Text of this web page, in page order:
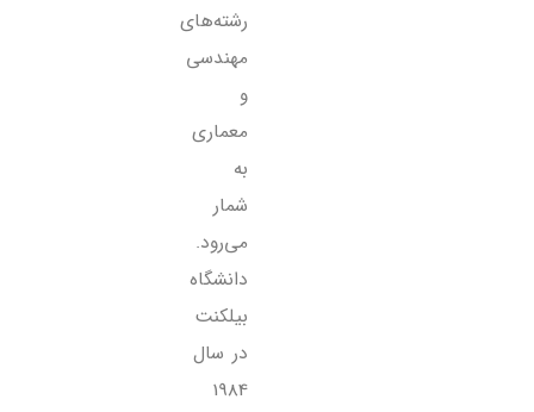
رشته‌های
مهندسی
و
معماری
به
شمار
می‌رود.
دانشگاه
بیلکنت
در سال
1984